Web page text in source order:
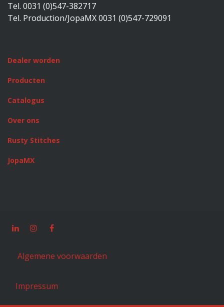
Tel. 0031 (0)547-382717
Tel. Production/JopaMX 0031 (0)547-729091
Dealer worden
Producten
Catalogus
Over ons
Rusty Stitches
JopaMX
Algemene voorwaarden
Impressum